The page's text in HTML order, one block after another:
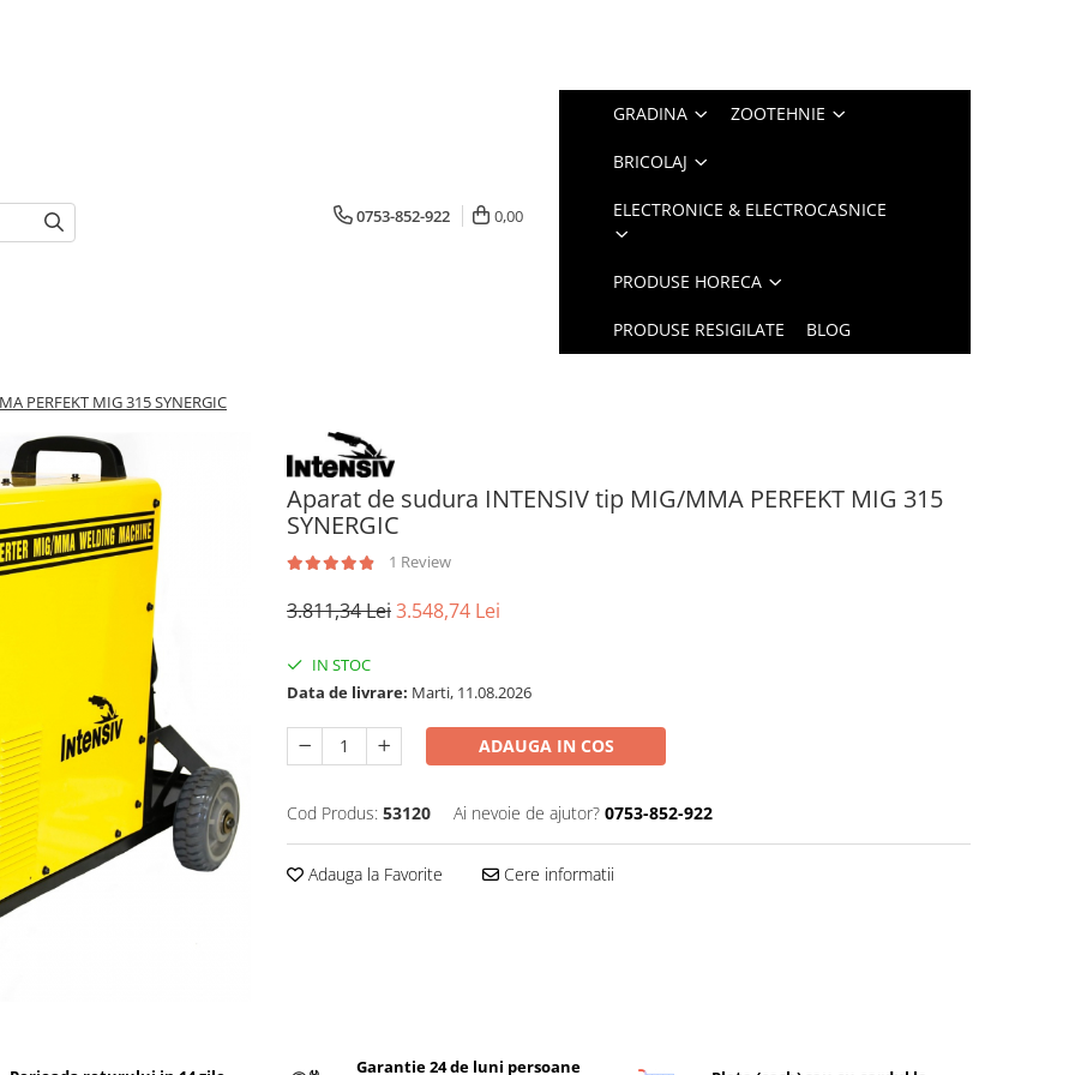
0753-852-922 0,00
GRADINA ZOOTEHNIE
BRICOLAJ
ELECTRONICE & ELECTROCASNICE
PRODUSE HORECA
PRODUSE RESIGILATE BLOG
PERFEKT MIG 315 SYNERGIC
Aparat de sudura INTENSIV tip MIG/MMA PERFEKT MIG 315
SYNERGIC
1 Review
3.811,34 Lei3.548,74 Lei
IN STOC
Data de livrare: Marti, 11.08.2026
ADAUGA IN COS
Cod Produs: 53120 Ai nevoie de ajutor? 0753-852-922
Adauga la Favorite Cere informatii
Garantie 24 de luni persoane